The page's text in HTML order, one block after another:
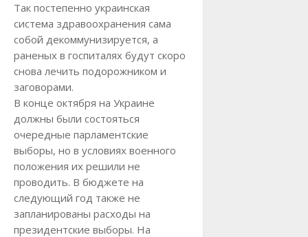
Так постепенно украинская
система здравоохранения сама
собой декоммунизируется, а
раненых в госпиталях будут скоро
снова лечить подорожником и
заговорами.
В конце октября на Украине
должны были состояться
очередные парламентские
выборы, но в условиях военного
положения их решили не
проводить. В бюджете на
следующий год также не
запланированы расходы на
президентские выборы. На